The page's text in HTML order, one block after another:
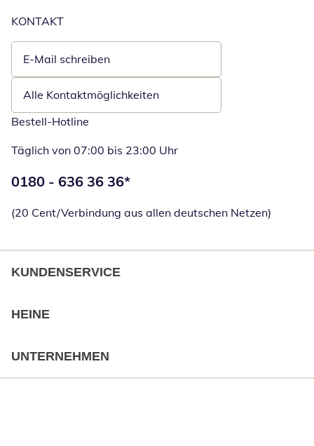
KONTAKT
E-Mail schreiben
Öffnet E-Mail-Client
Alle Kontaktmöglichkeiten
Bestell-Hotline
Täglich von 07:00 bis 23:00 Uhr
Telefonnummer:
0180 - 636 36 36*
(20 Cent/Verbindung aus allen deutschen Netzen)
KUNDENSERVICE
HEINE
UNTERNEHMEN